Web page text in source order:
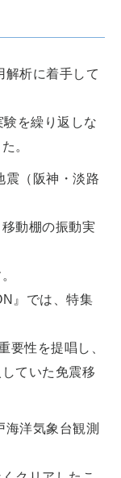
解析に着手して
を繰り返しな
。
震（阪神・淡路
動棚の振動実
』では、特集
要性を提唱し、
ていた免震移
海洋気象台観測